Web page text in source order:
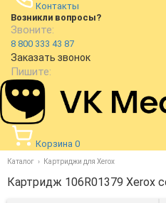
Контакты
Возникли вопросы?
Звоните:
8 800 333 43 87
Заказать звонок
Пишите:
Корзина 0
Каталог Картриджи для Xerox
Картридж 106R01379 Xerox